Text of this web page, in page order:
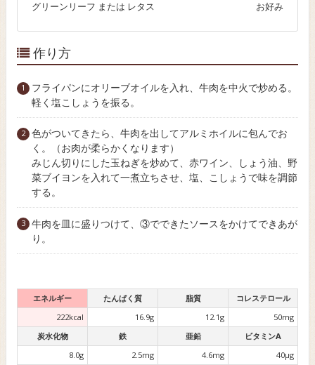
グリーンリーフ または レタス お好み
作り方
フライパンにオリーブオイルを入れ、牛肉を中火で炒める。
軽く塩こしょうを振る。
色がついてきたら、牛肉を出してアルミホイルに包んでお
く。（お肉が柔らかくなります）
みじん切りにした玉ねぎを炒めて、赤ワイン、しょう油、野
菜ブイヨンを入れて一煮立ちさせ、塩、こしょうで味を調節
する。
牛肉を皿に盛りつけて、③でできたソースをかけてできあが
り。
エネルギー たんぱく質 脂質
コレステロール
222kcal
16.9g 12.1g
50mg
炭水化物
鉄 亜鉛
ビタミンA
8.0g
2.5mg 4.6mg
40µg